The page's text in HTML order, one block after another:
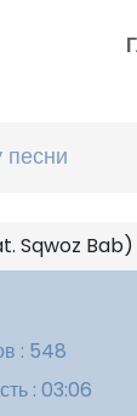
Sqwoz Bab)
: 548
: 03:06